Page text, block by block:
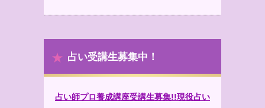
占い受講生募集中！
占い師プロ養成講座受講生募集!!現役占い